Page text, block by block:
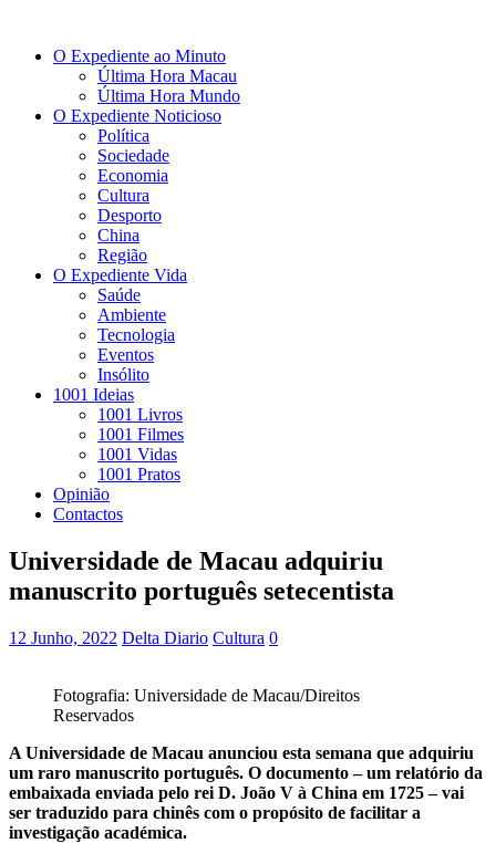
O Expediente ao Minuto
Última Hora Macau
Última Hora Mundo
O Expediente Noticioso
Política
Sociedade
Economia
Cultura
Desporto
China
Região
O Expediente Vida
Saúde
Ambiente
Tecnologia
Eventos
Insólito
1001 Ideias
1001 Livros
1001 Filmes
1001 Vidas
1001 Pratos
Opinião
Contactos
Universidade de Macau adquiriu
manuscrito português setecentista
12 Junho, 2022 Delta Diario Cultura 0
Fotografia: Universidade de Macau/Direitos
Reservados
A Universidade de Macau anunciou esta semana que adquiriu
um raro manuscrito português. O documento – um relatório da
embaixada enviada pelo rei D. João V à China em 1725 – vai
ser traduzido para chinês com o propósito de facilitar a
investigação académica.